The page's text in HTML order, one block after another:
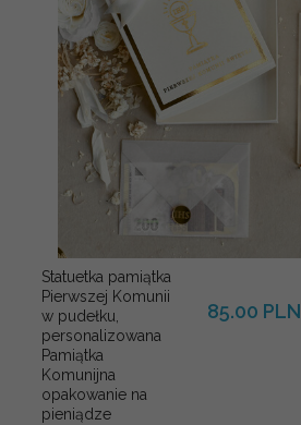
Statuetka pamiątka
Pierwszej Komunii
w pudełku,
personalizowana
Pamiątka
Komunijna
opakowanie na
pieniądze
85.00 PLN